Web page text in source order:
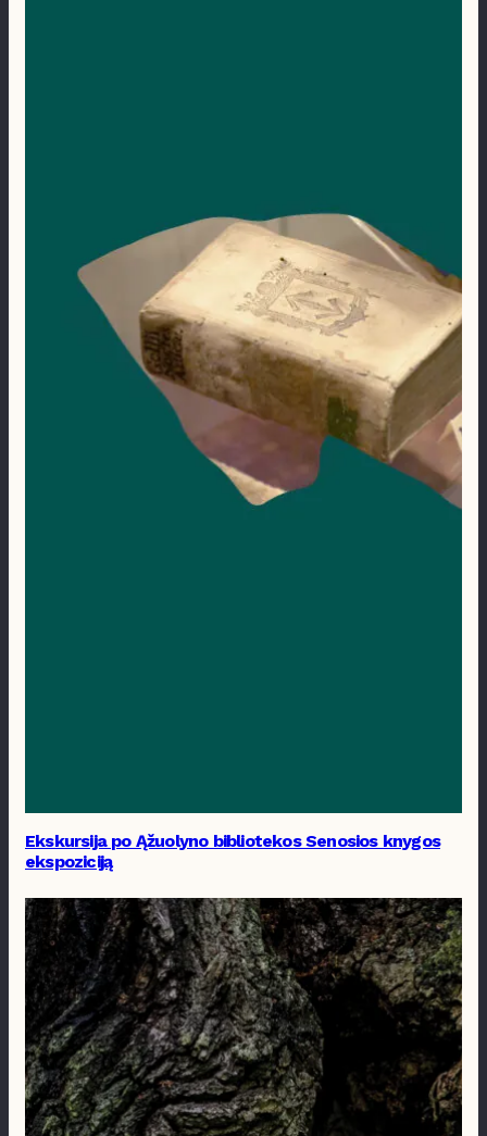
Ekskursija po Ąžuolyno bibliotekos Senosios knygos
ekspoziciją